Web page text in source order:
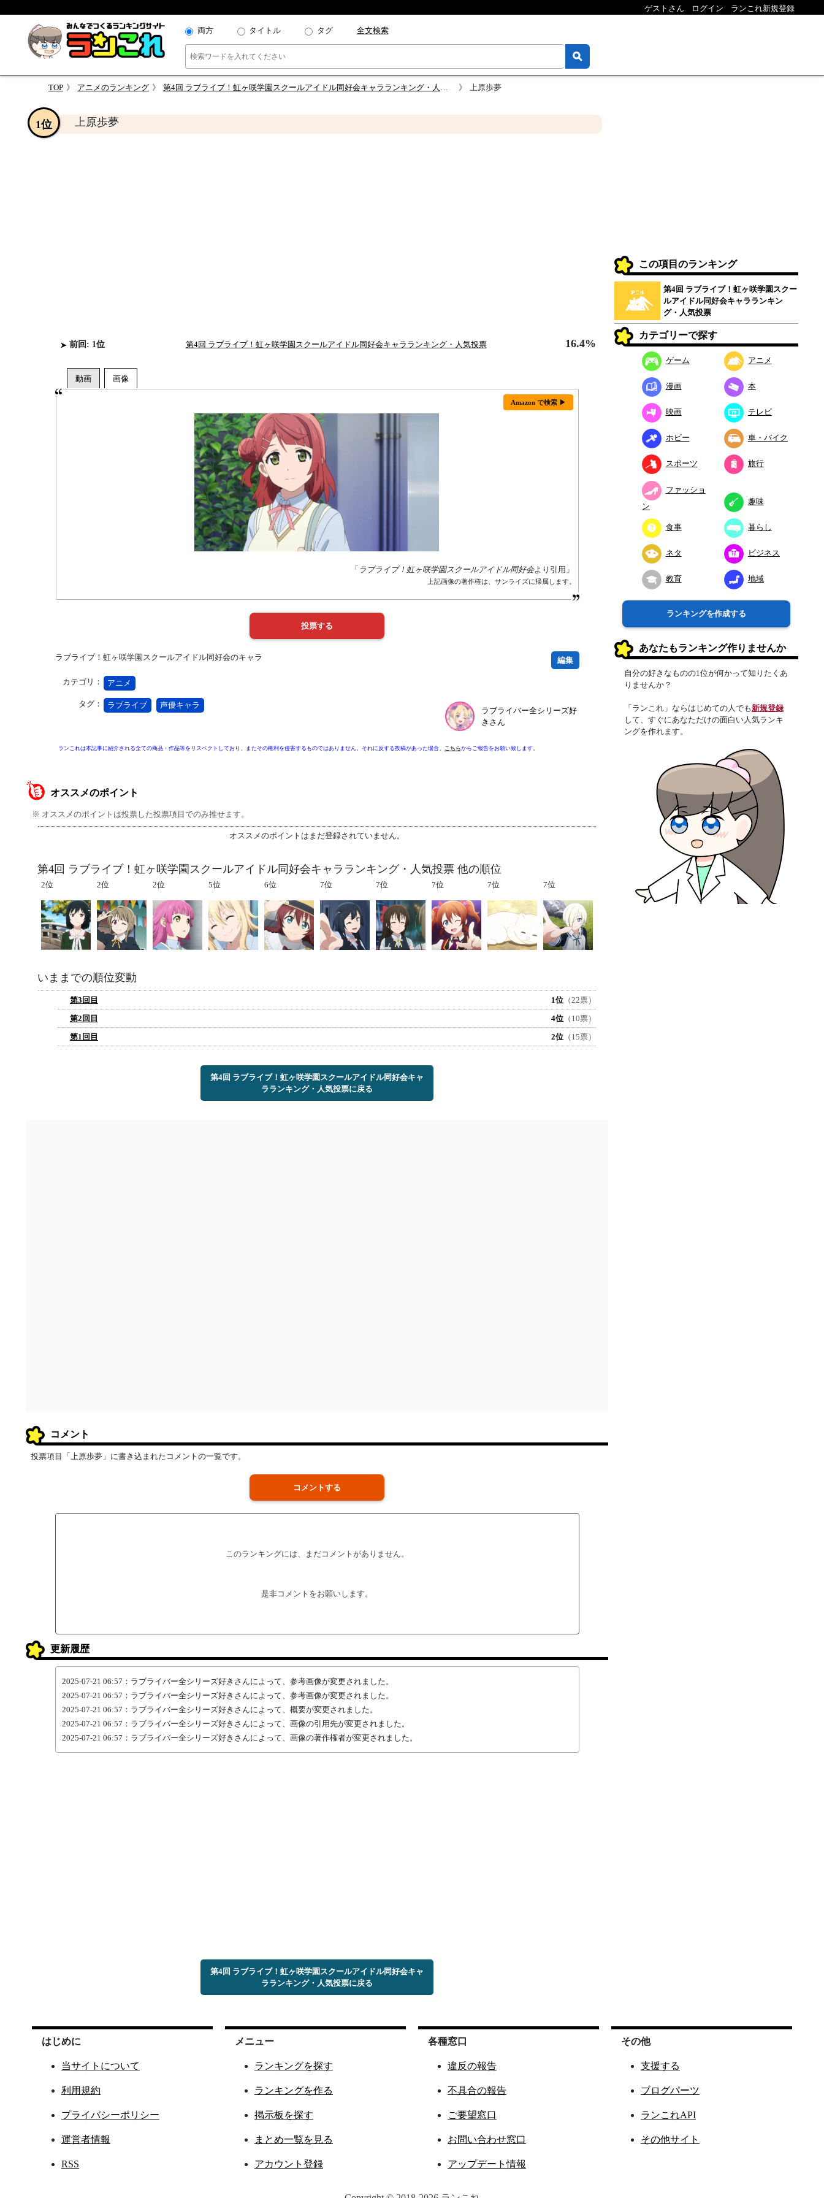
ゲストさん ログイン ランこれ新規登録
両方 タイトル タグ 全文検索
TOP アニメのランキング 第4回 ラブライブ！虹ヶ咲学園スクールアイドル同好会キャラランキング・人気投票 上原歩夢
上原歩夢
1位
前回: 1位 第4回 ラブライブ！虹ヶ咲学園スクールアイドル同好会キャラランキング・人気投票 16.4%
Amazon で検索 ▶
「 ラブライブ！虹ヶ咲学園スクールアイドル同好会より引用」
上記画像の著作権は、サンライズに帰属します。
ラブライブ！虹ヶ咲学園スクールアイドル同好会のキャラ
カテゴリ： アニメ
タグ： ラブライブ 声優キャラ
編集
ラブライバー全シリーズ好
きさん
ランこれは本記事に紹介される全ての商品・作品等をリスペクトしており、またその権利を侵害するものではありません。それに反する投稿があった場合、 こちらからご報告をお願い致します。
オススメのポイント
※ オススメのポイントは投票した投票項目でのみ推せます。
オススメのポイントはまだ登録されていません。
第4回 ラブライブ！虹ヶ咲学園スクールアイドル同好会キャラランキング・人気投票 他の順位
2位 2位 2位 5位 6位 7位 7位 7位 7位 7位
いままでの順位変動
第3回目 1位 （22票）
第2回目
4位 （10票）
第1回目
2位 （15票）
第4回 ラブライブ！虹ヶ咲学園スクールアイドル同好会キャ
ラランキング・人気投票に戻る
コメント
投票項目「上原歩夢」に書き込まれたコメントの一覧です。
コメントする
このランキングには、まだコメントがありません。
是非コメントをお願いします。
更新履歴
2025-07-21 06:57：ラブライバー全シリーズ好きさんによって、参考画像が変更されました。
2025-07-21 06:57：ラブライバー全シリーズ好きさんによって、参考画像が変更されました。
2025-07-21 06:57：ラブライバー全シリーズ好きさんによって、概要が変更されました。
2025-07-21 06:57：ラブライバー全シリーズ好きさんによって、画像の引用先が変更されました。
2025-07-21 06:57：ラブライバー全シリーズ好きさんによって、画像の著作権者が変更されました。
第4回 ラブライブ！虹ヶ咲学園スクールアイドル同好会キャ
ラランキング・人気投票に戻る
この項目のランキング
第4回 ラブライブ！虹ヶ咲学園スクー
ルアイドル同好会キャラランキン
グ・人気投票
カテゴリーで探す
ゲーム アニメ
漫画 本
映画 テレビ
ホビー 車・バイク
スポーツ 旅行
ファッショ
ン
趣味
食事 暮らし
ネタ ビジネス
教育 地域
ランキングを作成する
あなたもランキング作りませんか
自分の好きなものの1位が何かって知りたくあ
りませんか？
「ランこれ」ならはじめての人でも新規登録
して、すぐにあなただけの面白い人気ランキ
ングを作れます。
はじめに
当サイトについて
利用規約
プライバシーポリシー
運営者情報
RSS
メニュー
ランキングを探す
ランキングを作る
掲示板を探す
まとめ一覧を見る
アカウント登録
各種窓口
違反の報告
不具合の報告
ご要望窓口
お問い合わせ窓口
アップデート情報
その他
支援する
ブログパーツ
ランこれAPI
その他サイト